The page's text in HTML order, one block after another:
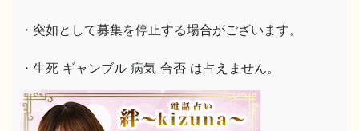
・突如として募集を停止する場合がございます。
・生死 ギャンブル 病気 合否 は占えません。